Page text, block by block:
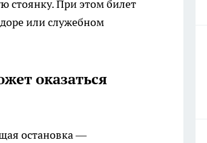
стоянку. При этом билет
или служебном
оказаться
остановка —